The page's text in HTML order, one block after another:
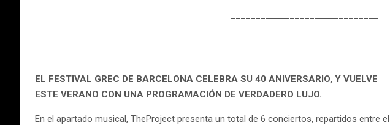
EL FESTIVAL GREC DE BARCELONA CELEBRA SU 40 ANIVERSARIO, Y VUELVE
ESTE VERANO CON UNA PROGRAMACIÓN DE VERDADERO LUJO.
En el apartado musical, TheProject presenta un total de 6 conciertos, repartidos entre el